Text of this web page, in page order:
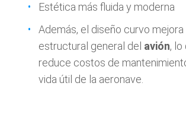
Estética más fluida y moderna
Además, el diseño curvo
estructural general del avión, lo
reduce costos de
vida útil de la aeronave.